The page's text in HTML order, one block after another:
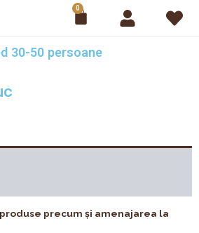
0
Cart
30-50 persoane
precum și amenajarea la